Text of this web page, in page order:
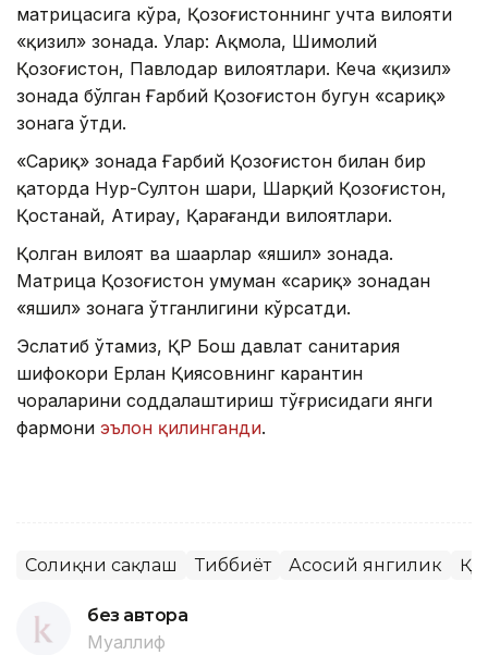
матрицасига кўра, Қозоғистоннинг учта вилояти
«қизил» зонада. Улар: Ақмола, Шимолий
Қозоғистон, Павлодар вилоятлари. Кеча «қизил»
зонада бўлган Ғарбий Қозоғистон бугун «сариқ»
зонага ўтди.
«Сариқ» зонада Ғарбий Қозоғистон билан бир
қаторда Нур-Султон шаҳри, Шарқий Қозоғистон,
Қостанай, Атирау, Қарағанди вилоятлари.
Қолган вилоят ва шаҳарлар «яшил» зонада.
Матрица Қозоғистон умуман «сариқ» зонадан
«яшил» зонага ўтганлигини кўрсатди.
Эслатиб ўтамиз, ҚР Бош давлат санитария
шифокори Ерлан Қиясовнинг карантин
чораларини соддалаштириш тўғрисидаги янги
фармони эълон қилинганди.
Соғлиқни сақлаш Тиббиёт Асосий янгилик ҚР
без автора
Муаллиф